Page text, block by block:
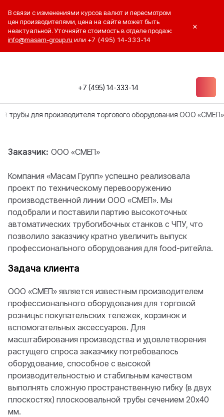
В связи с изменениями курсов валют и пересмотром
цен производителями, цена на сайте может быть
неактуальной. Уточняйте стоимость в отделе продаж:
info@masam-group.ru или +7 (495) 14‑333‑14
×
+7 (495) 14-333-14
трубы для производителя торгового оборудования ООО «СМЕП»
Заказчик: ООО «СМЕП»
Компания «Масам Групп» успешно реализовала
проект по техническому перевооружению
производственной линии ООО «СМЕП». Мы
подобрали и поставили партию высокоточных
автоматических трубогибочных станков с ЧПУ, что
позволило заказчику кратно увеличить выпуск
профессионального оборудования для food-ритейла.
Задача клиента
ООО «СМЕП» является известным производителем
профессионального оборудования для торговой
розницы: покупательских тележек, корзинок и
вспомогательных аксессуаров. Для
масштабирования производства и удовлетворения
растущего спроса заказчику потребовалось
оборудование, способное с высокой
производительностью и стабильным качеством
выполнять сложную пространственную гибку (в двух
плоскостях) плоскоовальной трубы сечением 20х40
мм.